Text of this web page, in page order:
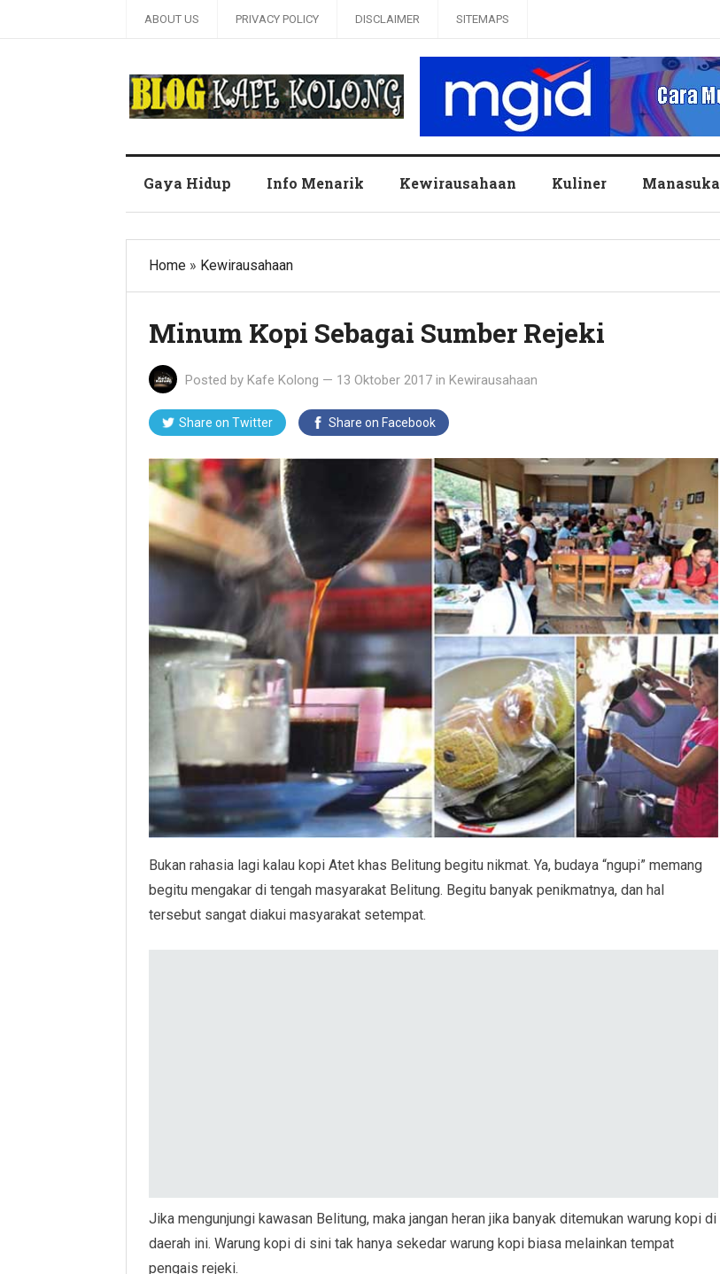
ABOUT US PRIVACY POLICY DISCLAIMER SITEMAPS
Gaya Hidup Info Menarik Kewirausahaan Kuliner Manasuka
Home » Kewirausahaan
Minum Kopi Sebagai Sumber Rejeki
Posted by Kafe Kolong — 13 Oktober 2017 in Kewirausahaan
Share on Twitter Share on Facebook
Bukan rahasia lagi kalau kopi Atet khas Belitung begitu nikmat. Ya, budaya “ngupi” memang
begitu mengakar di tengah masyarakat Belitung. Begitu banyak penikmatnya, dan hal
tersebut sangat diakui masyarakat setempat.
Jika mengunjungi kawasan Belitung, maka jangan heran jika banyak ditemukan warung kopi di
daerah ini. Warung kopi di sini tak hanya sekedar warung kopi biasa melainkan tempat
pengais rejeki.